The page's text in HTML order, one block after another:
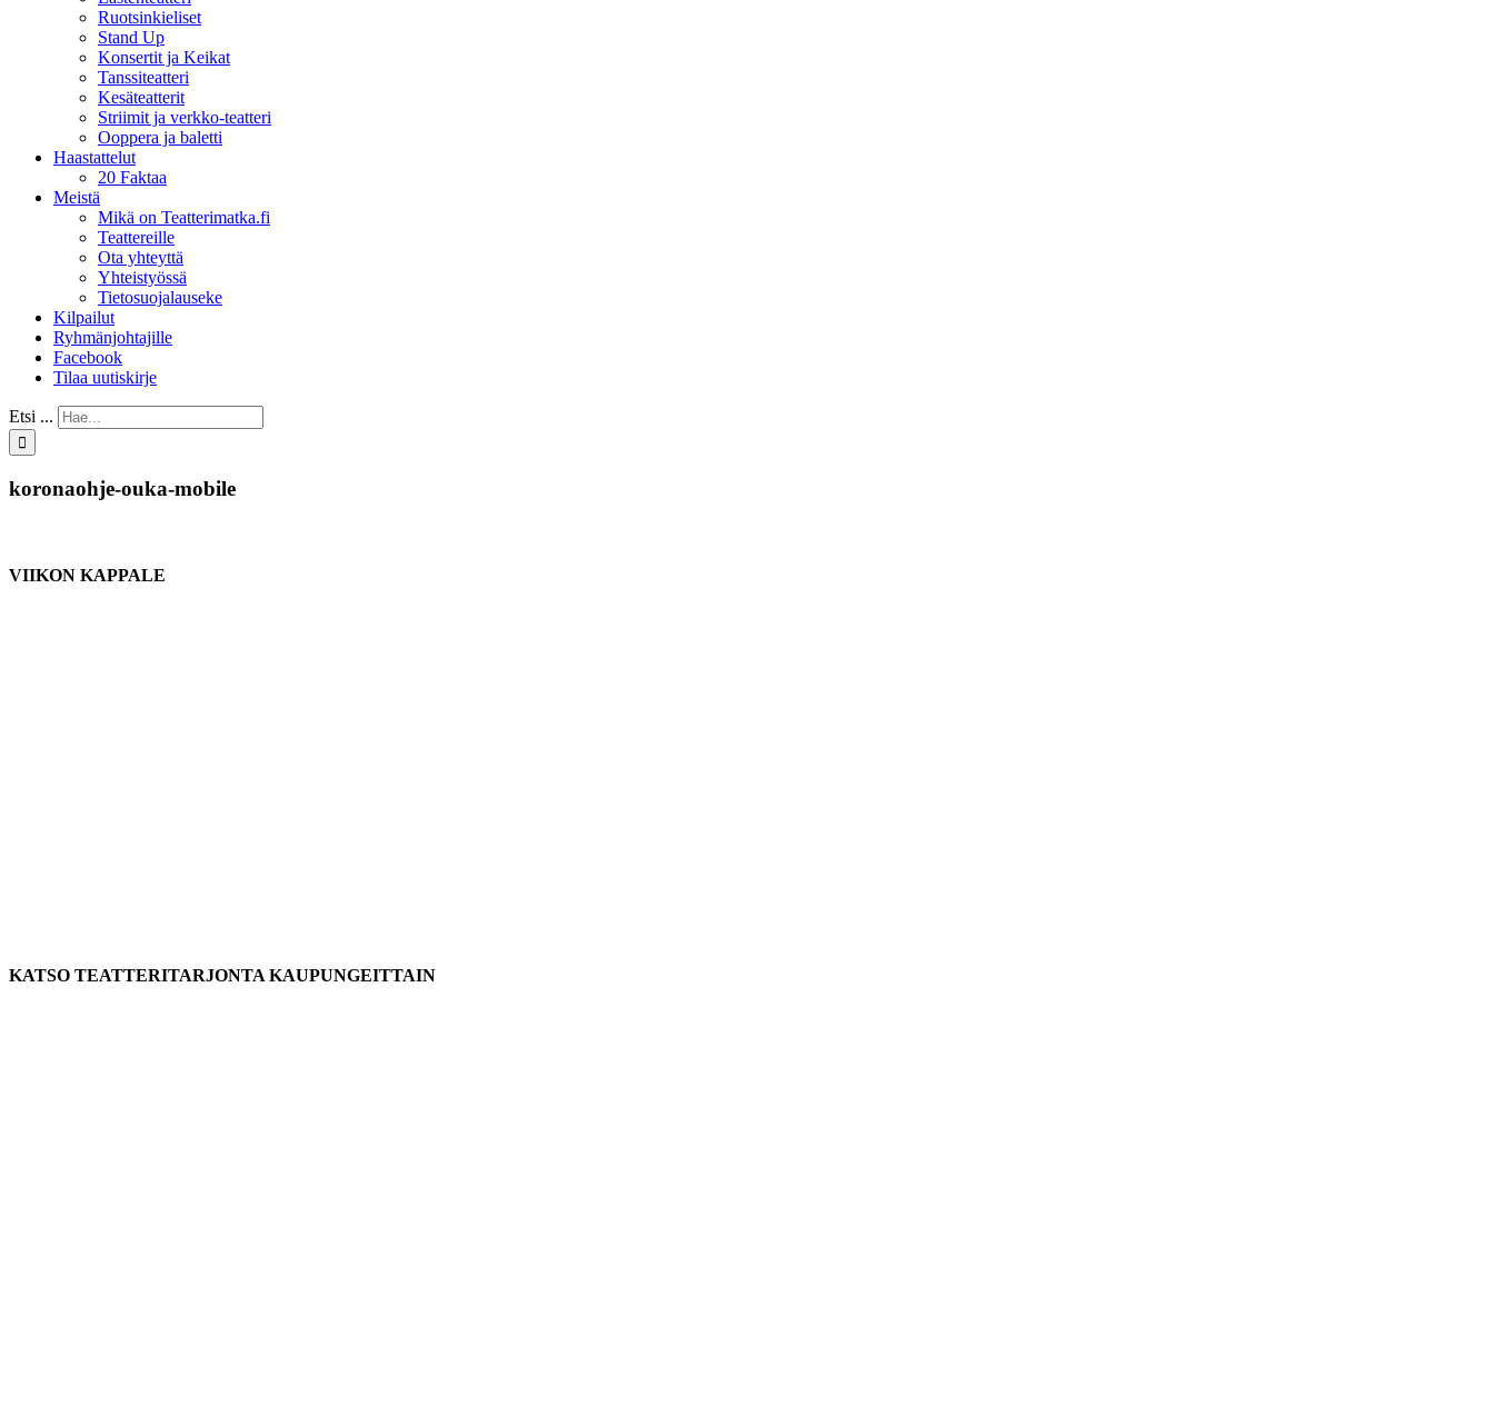
Ruotsinkieliset
Stand Up
Konsertit ja Keikat
Tanssiteatteri
Kesäteatterit
Striimit ja verkko-teatteri
Ooppera ja baletti
Haastattelut
20 Faktaa
Meistä
Mikä on Teatterimatka.fi
Teattereille
Ota yhteyttä
Yhteistyössä
Tietosuojalauseke
Kilpailut
Ryhmänjohtajille
Facebook
Tilaa uutiskirje
Etsi ...
koronaohje-ouka-mobile
VIIKON KAPPALE
KATSO TEATTERITARJONTA KAUPUNGEITTAIN